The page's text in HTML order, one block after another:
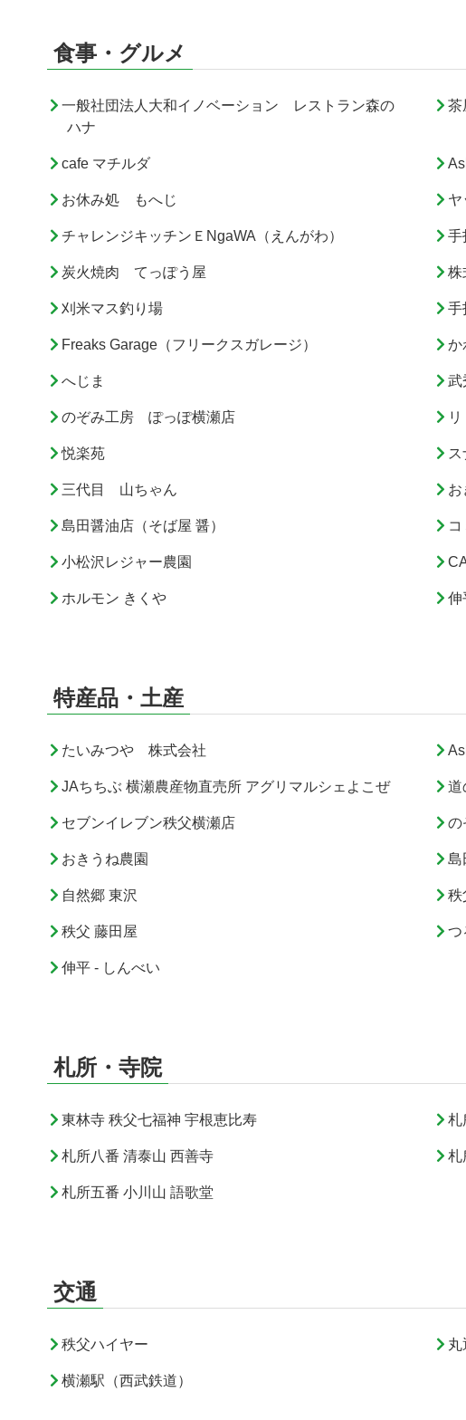
食事・グルメ
一般社団法人大和イノベーション レストラン森の
ハナ
茶
cafe マチルダ
お休み処 もへじ ヤ
チャレンジキッチンＥNgaWA（えんがわ）
炭火焼肉 てっぽう屋 株
刈米マス釣り場 手
Freaks Garage（フリークスガレージ） か
へじま 武
のぞみ工房 ぽっぽ横瀬店
悦楽苑 ス
三代目 山ちゃん お
島田醤油店（そば屋 醤）
小松沢レジャー農園
ホルモン きくや 伸
特産品・土産
たいみつや 株式会社
JAちちぶ 横瀬農産物直売所 アグリマルシェよこぜ 道
セブンイレブン秩父横瀬店 の
おきうね農園 島
自然郷 東沢 秩
秩父 藤田屋 つ
伸平 - しんべい
札所・寺院
東林寺 秩父七福神 宇根恵比寿 札
札所八番 清泰山 西善寺 札
札所五番 小川山 語歌堂
交通
秩父ハイヤー 丸
横瀬駅（西武鉄道）